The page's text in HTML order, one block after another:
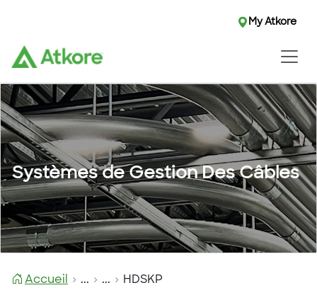
My Atkore
Systèmes de Gestion Des Câbles
Accueil ... ... HDSKP